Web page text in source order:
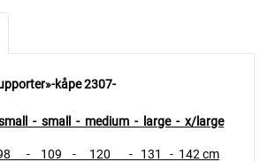
kåpe 2307-
- small - medium - large - x/large
- 109 - 120 - 131 - 142 cm